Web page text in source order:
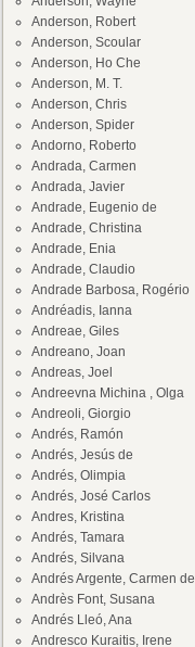
Anderson, Robert
Anderson, Scoular
Anderson, Ho Che
Anderson, M. T.
Anderson, Chris
Anderson, Spider
Andorno, Roberto
Andrada, Carmen
Andrada, Javier
Andrade, Eugenio de
Andrade, Christina
Andrade, Enia
Andrade, Claudio
Andrade Barbosa, Rogério
Andréadis, Ianna
Andreae, Giles
Andreano, Joan
Andreas, Joel
Andreevna Michina , Olga
Andreoli, Giorgio
Andrés, Ramón
Andrés, Jesús de
Andrés, Olimpia
Andrés, José Carlos
Andres, Kristina
Andrés, Tamara
Andrés, Silvana
Andrés Argente, Carmen de
Andrès Font, Susana
Andrés Lleó, Ana
Andresco Kuraitis, Irene